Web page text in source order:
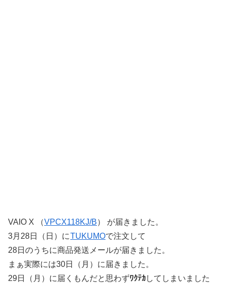
VAIO X （VPCX118KJ/B） が届きました。
3月28日（日）にTUKUMOで注文して
28日のうちに商品発送メールが届きました。
まぁ実際には30日（月）に届きました。
29日（月）に届くもんだと思わずﾜｸﾃｶしてしまいました